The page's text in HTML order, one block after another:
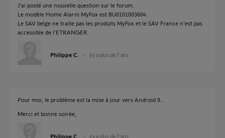
J'ai posté une nouvelle question sur le forum.
Le modèle Home Alarm MyFox est BU0101003604.
Le SAV belge ne traite pas les produits MyFox et le SAV France n'est pas
accessible de l'ETRANGER.
Philippe C. il y a plus de 7 ans
Pour moi, le problème est la mise à jour vers Android 9...
Merci et bonne soirée,
Philippe C. il y a plus de 7 ans